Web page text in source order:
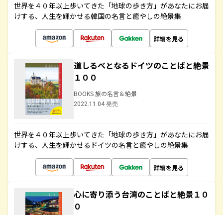
世界を４０年以上歩いてきた「地球の歩き方」があなたにお届
けする、人生を輝かせる韓国の名言と癒やしの絶景集
詳細を見る
道しるべとなるドイツのことばと絶景
１００
BOOKS 旅の名言＆絶景
2022.11.04 発売
世界を４０年以上歩いてきた「地球の歩き方」があなたにお届
けする、人生を輝かせるドイツの名言と癒やしの絶景集
詳細を見る
心に寄り添う台湾のことばと絶景１０
０